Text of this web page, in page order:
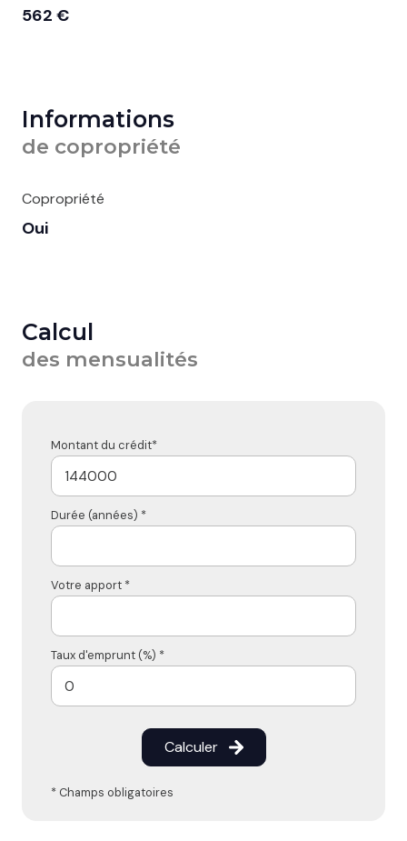
562 €
Informations
de copropriété
Copropriété
Oui
Calcul
des mensualités
Montant du crédit*
Durée (années) *
Votre apport *
Taux d'emprunt (%) *
Calculer
* Champs obligatoires